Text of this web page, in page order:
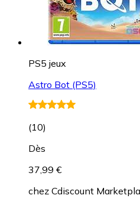
PS5 jeux
Astro Bot (PS5)
(10)
Dès
37,99 €
chez Cdiscount